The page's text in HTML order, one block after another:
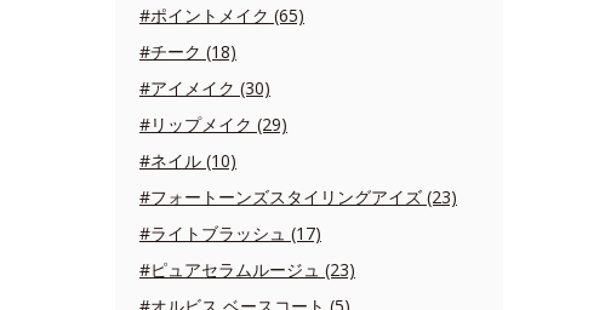
#ポイントメイク (65)
#チーク (18)
#アイメイク (30)
#リップメイク (29)
#ネイル (10)
#フォートーンズスタイリングアイズ (23)
#ライトブラッシュ (17)
#ピュアセラムルージュ (23)